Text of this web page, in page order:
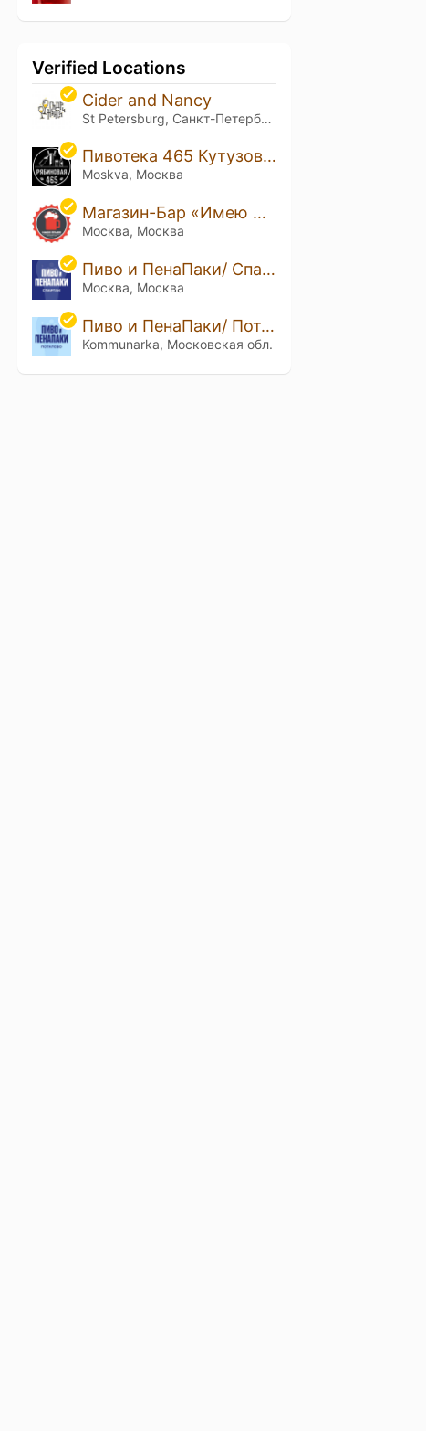
Verified Locations
Cider and Nancy
St Petersburg, Санкт-Петербург
Пивотека 465 Кутузовград
Moskva, Москва
Магазин-Бар «Имею Право!»
Москва, Москва
Пиво и ПенаПаки/ Спартак
Москва, Москва
Пиво и ПенаПаки/ Потапово
Kommunarka, Московская обл.